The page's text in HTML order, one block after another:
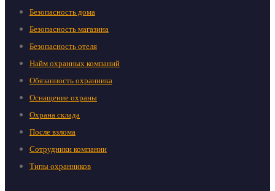
Безопасность дома
Безопасность магазина
Безопасность отеля
Найм охранных компаний
Обязанность охранника
Оснащение охраны
Охрана склада
После взлома
Сотрудники компании
Типы охранников